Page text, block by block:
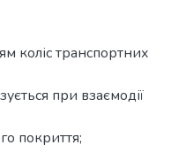
коліс транспортних
при взаємодії
покриття;